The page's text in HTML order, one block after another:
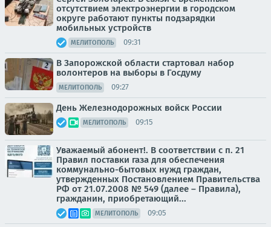
отсутствием электроэнергии в городском
округе работают пункты подзарядки
мобильных устройств
МЕЛИТОПОЛЬ 09:31
В Запорожской области стартовал набор
волонтеров на выборы в Госдуму
МЕЛИТОПОЛЬ 09:27
День Железнодорожных войск России
МЕЛИТОПОЛЬ 09:15
Уважаемый абонент!. В соответствии с п. 21
Правил поставки газа для обеспечения
коммунально-бытовых нужд граждан,
утвержденных Постановлением Правительства
РФ от 21.07.2008 № 549 (далее – Правила),
гражданин, приобретающий...
МЕЛИТОПОЛЬ 09:05